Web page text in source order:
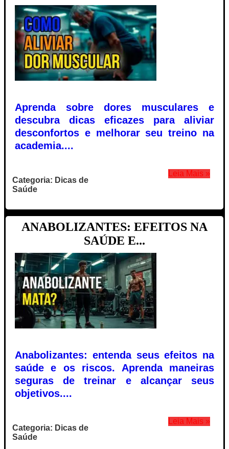
Aprenda sobre dores musculares e
descubra dicas eficazes para aliviar
desconfortos e melhorar seu treino na
academia....
Categoria: Dicas de
Saúde
Leia Mais »
ANABOLIZANTES: EFEITOS NA
SAÚDE E...
Anabolizantes: entenda seus efeitos na
saúde e os riscos. Aprenda maneiras
seguras de treinar e alcançar seus
objetivos....
Categoria: Dicas de
Saúde
Leia Mais »